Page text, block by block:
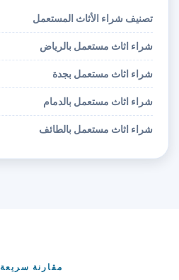
تصنيف شراء الأثاث المستعمل
شراء اثاث مستعمل بالرياض
شراء اثاث مستعمل بجدة
شراء اثاث مستعمل بالدمام
شراء اثاث مستعمل بالطائف
مقارنة سريعة